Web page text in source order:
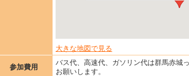
大きな地図で見る
参加費用
バス代、高速代、ガソリン代は群馬赤城
お願いします。